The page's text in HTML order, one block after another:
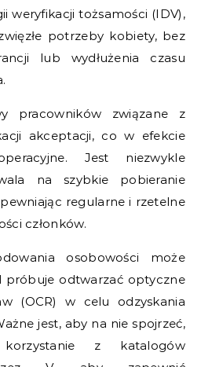
weryfikacji tożsamości (IDV),
potrzeby kobiety, bez
lub wydłużenia czasu
pracowników związane z
akceptacji, co w efekcie
Jest niezwykle
na szybkie pobieranie
regularne i rzetelne
członków.
osobowości może
próbuje odtwarzać optyczne
(OCR) w celu odzyskania
jest, aby na nie spojrzeć,
z katalogów